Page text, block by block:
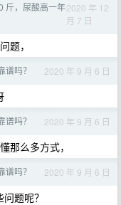
斤，尿酸高一年2020 年 12
月 7 日
题，
谱吗？ 2020 年 9 月 6 日
谱吗？ 2020 年 9 月 6 日
那么多方式，
谱吗？ 2020 年 9 月 6 日
题呢？